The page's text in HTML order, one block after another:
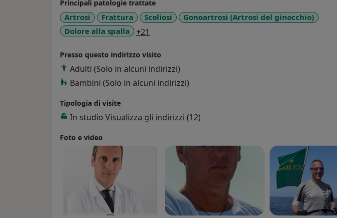
Principali patologie trattate
Artrosi Frattura Scoliosi
Gonoartrosi (Artrosi del ginocchio)
Dolore alla spalla
+21
Presso questo indirizzo visito
Adulti (Solo in alcuni indirizzi)
Bambini (Solo in alcuni indirizzi)
Tipologia di visite
In studio Visualizza gli indirizzi (12)
Foto e video